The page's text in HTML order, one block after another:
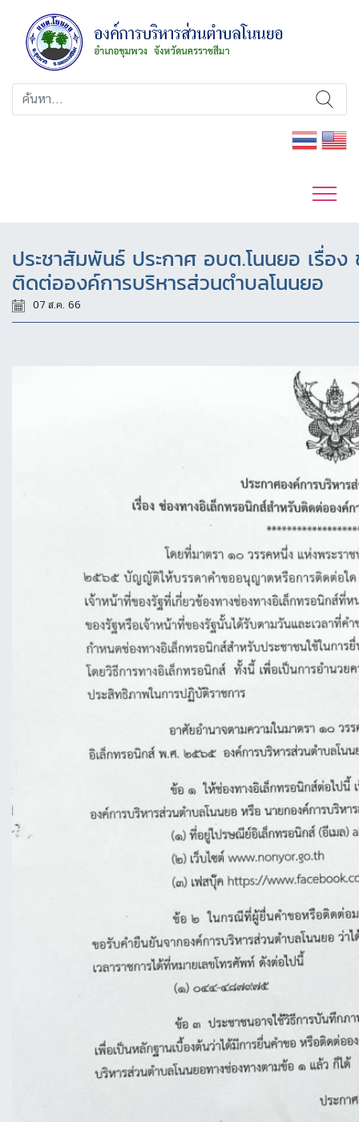
ประชาสัมพันธ์ ประกาศ อบต.โนนยอ เรื่อ
ติดต่อองค์การบริหารส่วนตำบลโนนยอ
07 ส.ค. 66